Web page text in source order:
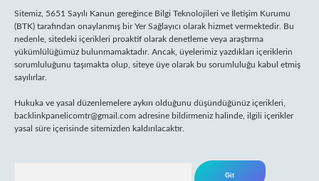
Sitemiz, 5651 Sayılı Kanun gereğince Bilgi Teknolojileri ve İletişim Kurumu
(BTK) tarafından onaylanmış bir Yer Sağlayıcı olarak hizmet vermektedir. Bu
nedenle, sitedeki içerikleri proaktif olarak denetleme veya araştırma
yükümlülüğümüz bulunmamaktadır. Ancak, üyelerimiz yazdıkları içeriklerin
sorumluluğunu taşımakta olup, siteye üye olarak bu sorumluluğu kabul etmiş
sayılırlar.
Hukuka ve yasal düzenlemelere aykırı olduğunu düşündüğünüz içerikleri,
backlinkpanelicomtr@gmail.com adresine bildirmeniz halinde, ilgili içerikler
yasal süre içerisinde sitemizden kaldırılacaktır.